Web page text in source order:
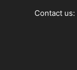
Contact us: